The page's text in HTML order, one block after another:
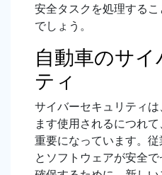
安全タスクを処理する
でしょう。
自動車のサイ
ティ
サイバーセキュリティ
ます使用されるにつれ
重要になっています。
とソフトウェアが安全